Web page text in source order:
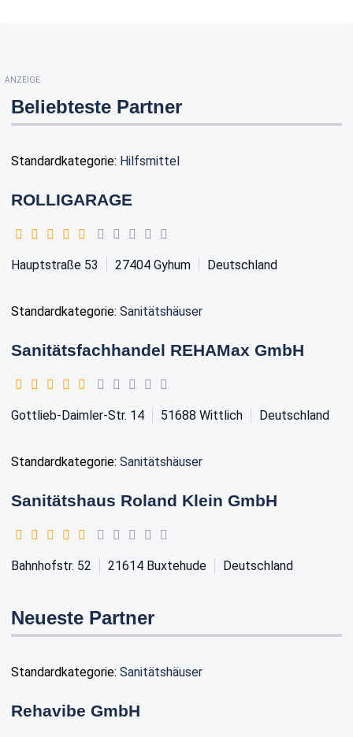
ANZEIGE
Beliebteste Partner
Standardkategorie: Hilfsmittel
ROLLIGARAGE
Hauptstraße 53 27404 Gyhum Deutschland
Standardkategorie: Sanitätshäuser
Sanitätsfachhandel REHAMax GmbH
Gottlieb-Daimler-Str. 14 51688 Wittlich Deutschland
Standardkategorie: Sanitätshäuser
Sanitätshaus Roland Klein GmbH
Bahnhofstr. 52 21614 Buxtehude Deutschland
Neueste Partner
Standardkategorie: Sanitätshäuser
Rehavibe GmbH